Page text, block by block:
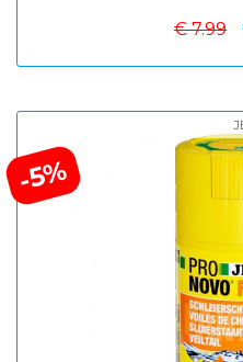
€ 7.99
-5%